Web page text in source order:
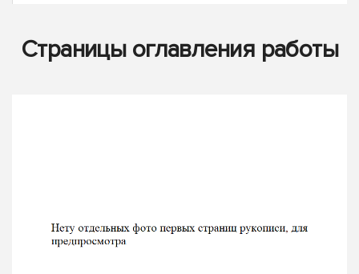
Страницы оглавления работы